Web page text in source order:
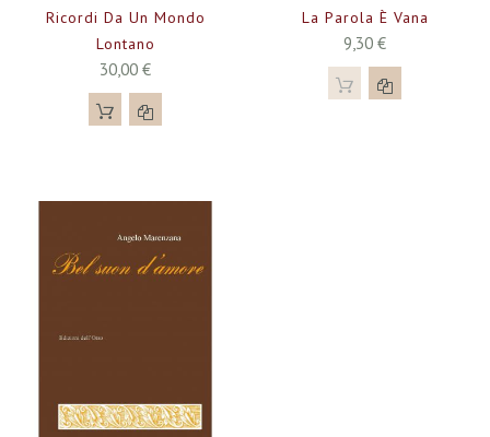
Ricordi Da Un Mondo
Lontano
30,00 €
La Parola È Vana
9,30 €